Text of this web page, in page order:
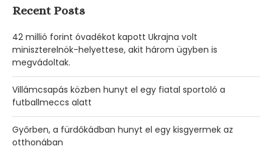
Recent Posts
42 millió forint óvadékot kapott Ukrajna volt
miniszterelnök-helyettese, akit három ügyben is
megvádoltak.
Villámcsapás közben hunyt el egy fiatal sportoló a
futballmeccs alatt
Győrben, a fürdőkádban hunyt el egy kisgyermek az
otthonában